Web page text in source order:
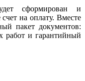
сформирован и
на оплату. Вместе
пакет документов:
и гарантийный